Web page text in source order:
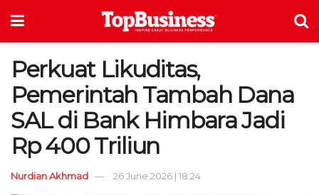
Perkuat Likuditas,
Pemerintah Tambah Dana
SAL di Bank Himbara Jadi
Rp 400 Triliun
Nurdian Akhmad 26 June 2026 | 18:24